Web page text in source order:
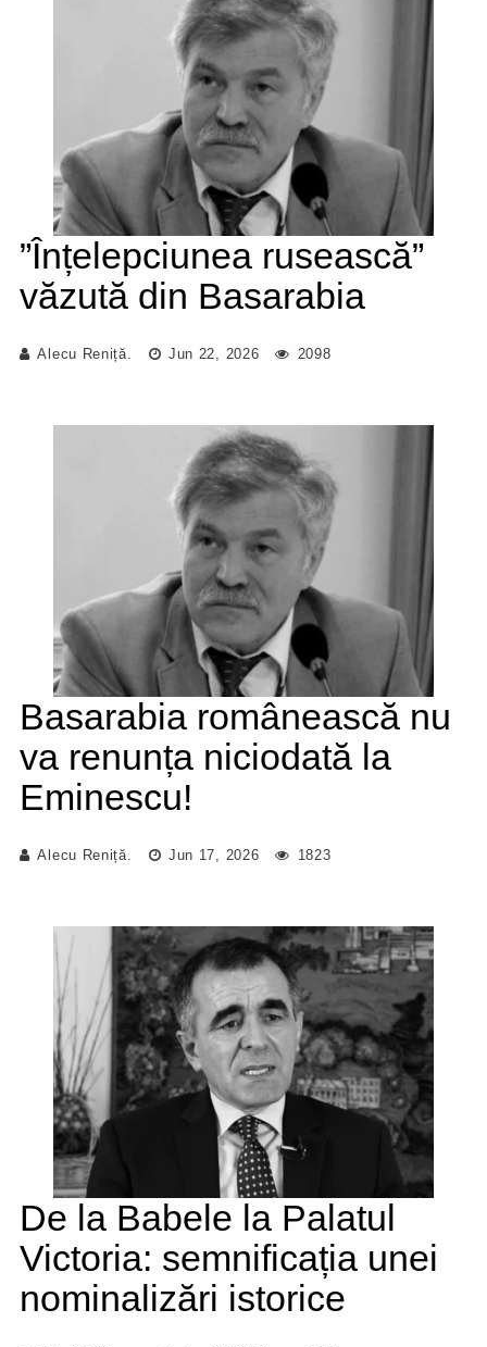
”Înțelepciunea rusească”
văzută din Basarabia
Alecu Reniță. Jun 22, 2026 2098
Basarabia românească nu
va renunța niciodată la
Eminescu!
Alecu Reniță. Jun 17, 2026 1823
De la Babele la Palatul
Victoria: semnificația unei
nominalizări istorice